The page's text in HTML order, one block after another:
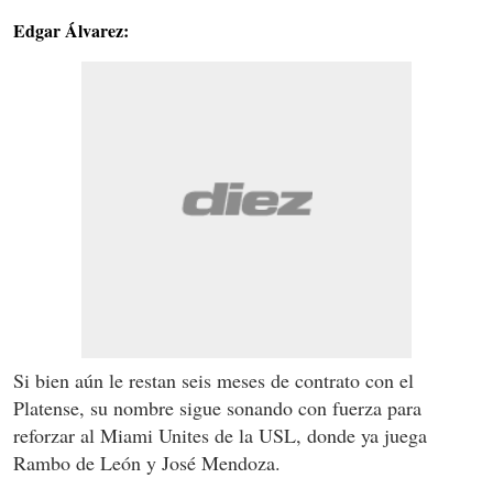
Edgar Álvarez:
Si bien aún le restan seis meses de contrato con el
Platense, su nombre sigue sonando con fuerza para
reforzar al Miami Unites de la USL, donde ya juega
Rambo de León y José Mendoza.